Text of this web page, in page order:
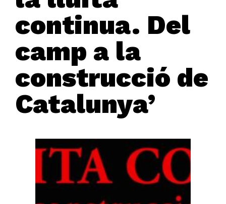
continua. Del
camp a la
construcció de
Catalunya’